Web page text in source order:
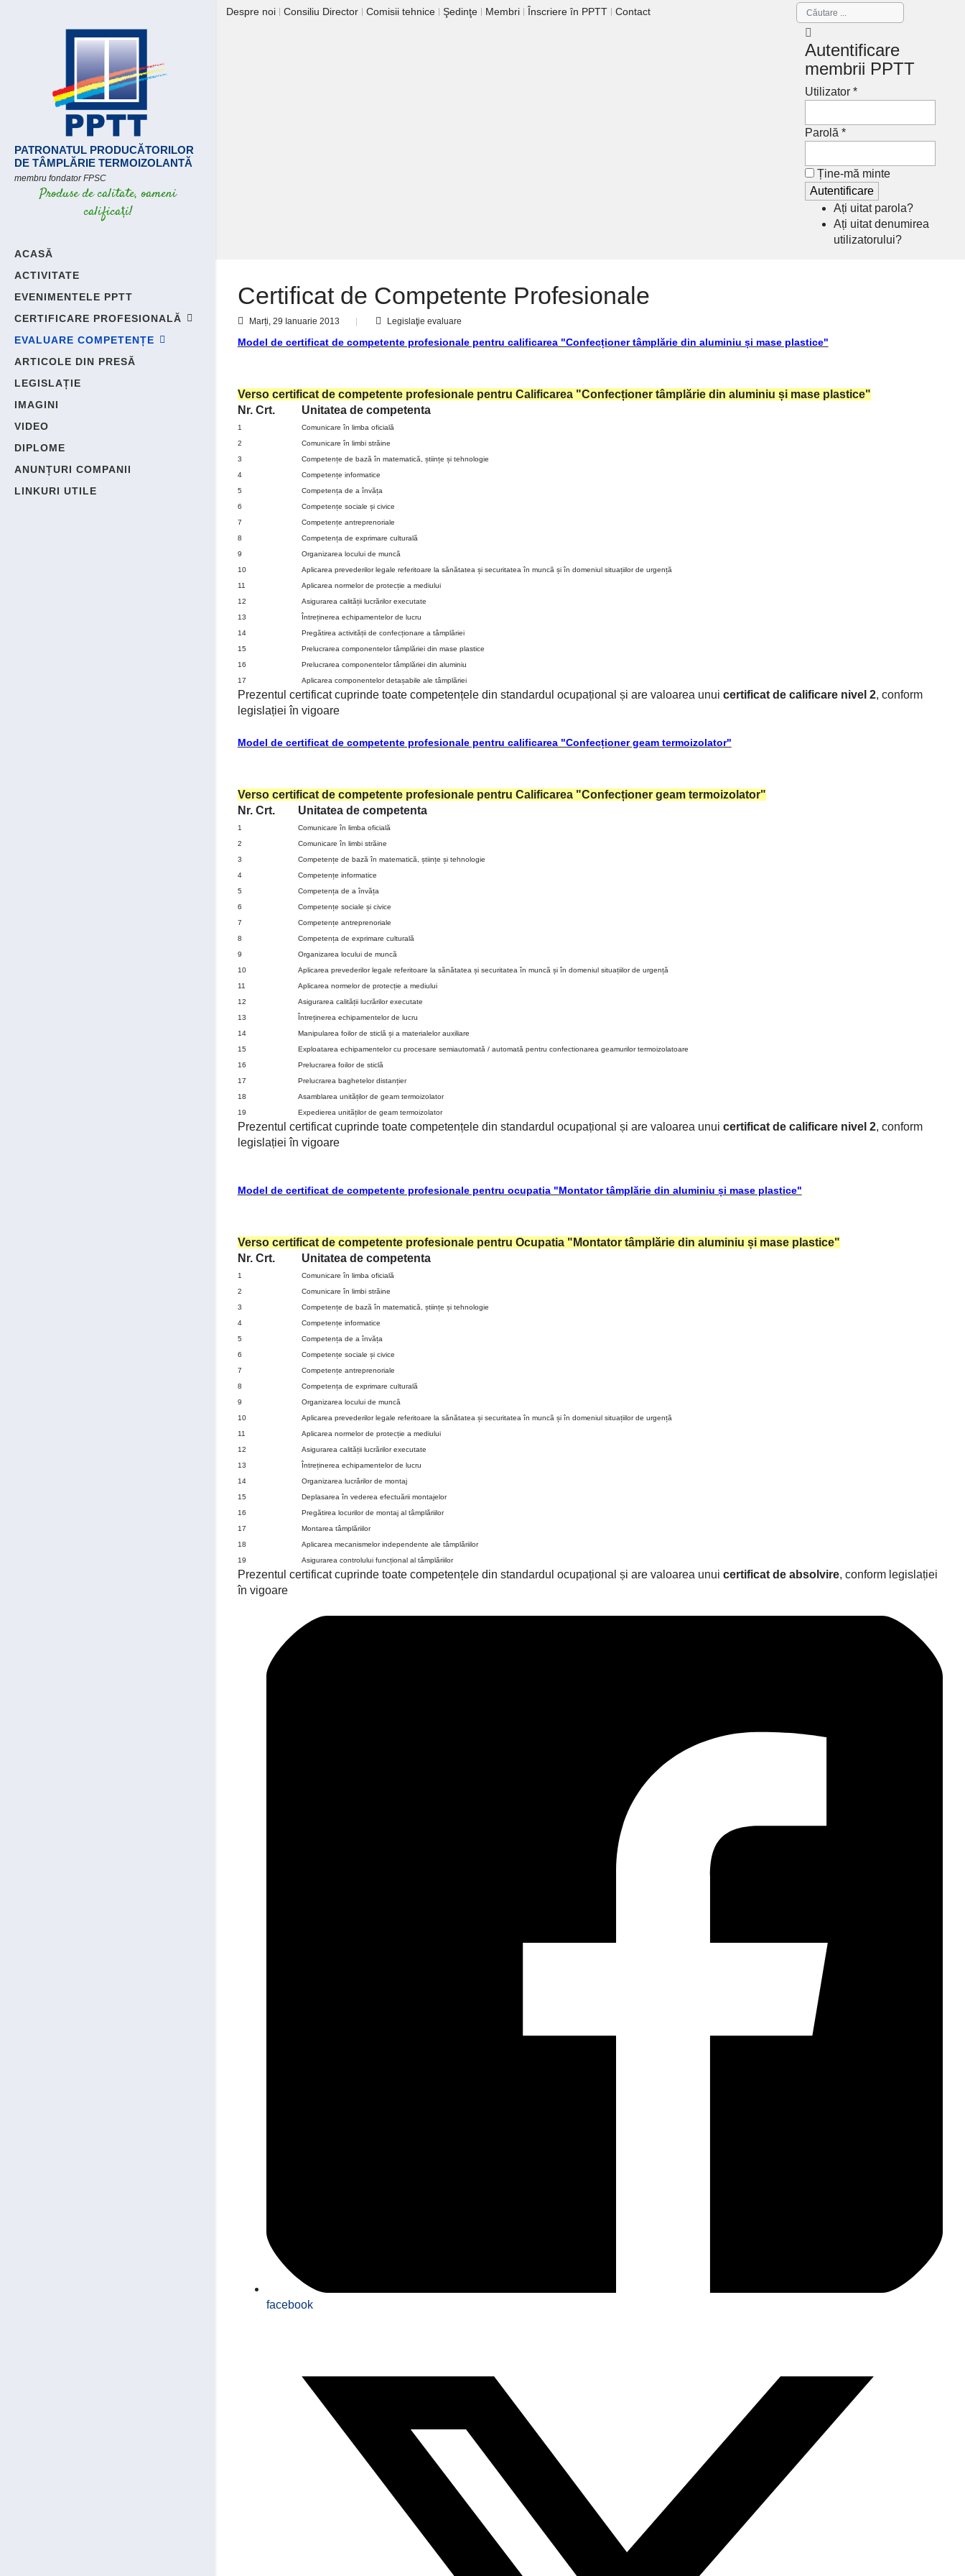
PATRONATUL PRODUCĂTORILOR
DE TÂMPLĂRIE TERMOIZOLANTĂ
membru fondator FPSC
Produse de calitate, oameni
calificați!
ACASĂ
ACTIVITATE
EVENIMENTELE PPTT
CERTIFICARE PROFESIONALĂ
EVALUARE COMPETENȚE
ARTICOLE DIN PRESĂ
LEGISLAȚIE
IMAGINI
VIDEO
DIPLOME
ANUNȚURI COMPANII
LINKURI UTILE
Despre noi Consiliu Director Comisii tehnice Şedinţe Membri Înscriere în PPTT Contact
Autentificare
membrii PPTT
Utilizator *
Parolă *
Ține-mă minte
Ați uitat parola?
Ați uitat denumirea
utilizatorului?
Certificat de Competente Profesionale
Marți, 29 Ianuarie 2013 Legislaţie evaluare
Model de certificat de competente profesionale pentru calificarea "Confecționer tâmplărie din aluminiu și mase plastice"
Verso certificat de competente profesionale pentru Calificarea "Confecționer tâmplărie din aluminiu și mase plastice"
Nr. Crt.
Unitatea de competenta
1
Comunicare în limba oficială
2
Comunicare în limbi străine
3
Competențe de bază în matematică, științe și tehnologie
4
Competențe informatice
5
Competența de a învăța
6
Competențe sociale și civice
7
Competențe antreprenoriale
8
Competența de exprimare culturală
9
Organizarea locului de muncă
10
Aplicarea prevederilor legale referitoare la sănătatea și securitatea în muncă și în domeniul situațiilor de urgență
11
Aplicarea normelor de protecție a mediului
12
Asigurarea calității lucrărilor executate
13
Întreținerea echipamentelor de lucru
14
Pregătirea activității de confecționare a tâmplăriei
15
Prelucrarea componentelor tâmplăriei din mase plastice
16
Prelucrarea componentelor tâmplăriei din aluminiu
17
Aplicarea componentelor detașabile ale tâmplăriei
Prezentul certificat cuprinde toate competențele din standardul ocupațional și are valoarea unui certificat de calificare nivel 2, conform
legislației în vigoare
Model de certificat de competente profesionale pentru calificarea "Confecționer geam termoizolator"
Verso certificat de competente profesionale pentru Calificarea "Confecționer geam termoizolator"
Nr. Crt.
Unitatea de competenta
1
Comunicare în limba oficială
2
Comunicare în limbi străine
3
Competențe de bază în matematică, științe și tehnologie
4
Competențe informatice
5
Competența de a învăța
6
Competențe sociale și civice
7
Competențe antreprenoriale
8
Competența de exprimare culturală
9
Organizarea locului de muncă
10
Aplicarea prevederilor legale referitoare la sănătatea și securitatea în muncă și în domeniul situațiilor de urgență
11
Aplicarea normelor de protecție a mediului
12
Asigurarea calității lucrărilor executate
13
Întreținerea echipamentelor de lucru
14
Manipularea foilor de sticlă și a materialelor auxiliare
15
Exploatarea echipamentelor cu procesare semiautomată / automată pentru confectionarea geamurilor termoizolatoare
16
Prelucrarea foilor de sticlă
17
Prelucrarea baghetelor distanțier
18
Asamblarea unităților de geam termoizolator
19
Expedierea unitãților de geam termoizolator
Prezentul certificat cuprinde toate competențele din standardul ocupațional și are valoarea unui certificat de calificare nivel 2, conform
legislației în vigoare
Model de certificat de competente profesionale pentru ocupatia "Montator tâmplărie din aluminiu și mase plastice"
Verso certificat de competente profesionale pentru Ocupatia "Montator tâmplărie din aluminiu și mase plastice"
Nr. Crt.
Unitatea de competenta
1
Comunicare în limba oficială
2
Comunicare în limbi străine
3
Competențe de bază în matematică, științe și tehnologie
4
Competențe informatice
5
Competența de a învăța
6
Competențe sociale și civice
7
Competențe antreprenoriale
8
Competența de exprimare culturală
9
Organizarea locului de muncă
10
Aplicarea prevederilor legale referitoare la sănătatea și securitatea în muncă și în domeniul situațiilor de urgență
11
Aplicarea normelor de protecție a mediului
12
Asigurarea calității lucrărilor executate
13
Întreținerea echipamentelor de lucru
14
Organizarea lucrǎrilor de montaj
15
Deplasarea în vederea efectuării montajelor
16
Pregătirea locurilor de montaj al tâmplǎriilor
17
Montarea tâmplăriilor
18
Aplicarea mecanismelor independente ale tâmplǎriilor
19
Asigurarea controlului funcțional al tâmplǎriilor
Prezentul certificat cuprinde toate competențele din standardul ocupațional și are valoarea unui certificat de absolvire, conform legislației
în vigoare
facebook